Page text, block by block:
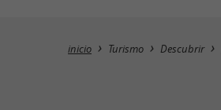
inicio Turismo Descubrir